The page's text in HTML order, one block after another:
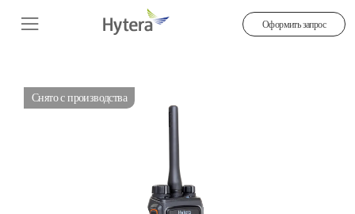
Оформить запрос
Снято с производства